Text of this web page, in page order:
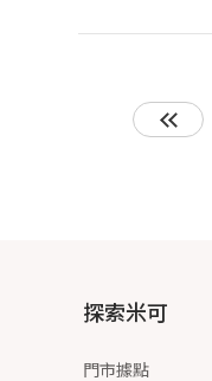
探索米可
門市據點